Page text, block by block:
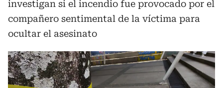
investigan si el incendio fue provocado por el
compañero sentimental de la víctima para
ocultar el asesinato